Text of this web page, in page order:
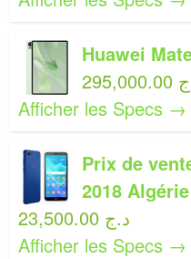
Huawei
د.ج
Afficher les Specs →
Prix de
2018 Algérie
23,500.00 د.ج
Afficher les Specs →